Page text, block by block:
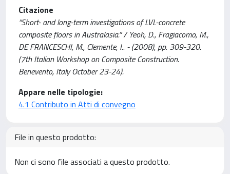
Citazione
“Short- and long-term investigations of LVL-concrete
composite floors in Australasia.” / Yeoh, D., Fragiacomo, M.,
DE FRANCESCHI, M., Clemente, I.. - (2008), pp. 309-320.
(7th Italian Workshop on Composite Construction.
Benevento, Italy October 23-24).
Appare nelle tipologie:
4.1 Contributo in Atti di convegno
File in questo prodotto:
Non ci sono file associati a questo prodotto.